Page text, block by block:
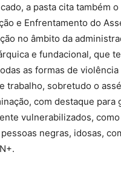
a pasta cita também
e Enfrentamento do
no âmbito da
e fundacional, que
as formas de
trabalho, sobretudo o
com destaque para
vulnerabilizados,
negras, idosas,